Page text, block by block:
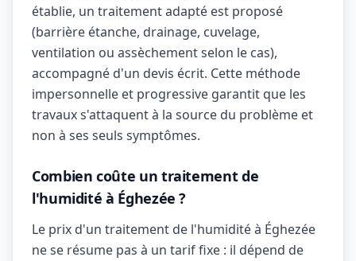
établie, un traitement adapté est proposé
(barrière étanche, drainage, cuvelage,
ventilation ou assèchement selon le cas),
accompagné d'un devis écrit. Cette méthode
impersonnelle et progressive garantit que les
travaux s'attaquent à la source du problème et
non à ses seuls symptômes.
Combien coûte un traitement de
l'humidité à Éghezée ?
Le prix d'un traitement de l'humidité à Éghezée
ne se résume pas à un tarif fixe : il dépend de